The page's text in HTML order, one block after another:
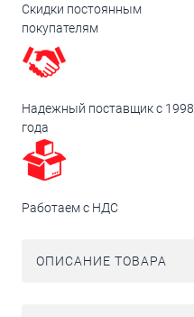
Скидки постоянным
покупателям
Надежный поставщик с 1998
года
Работаем с НДС
ОПИСАНИЕ ТОВАРА